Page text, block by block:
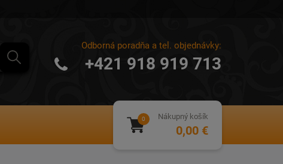
Odborná poradňa a tel. objednávky:
+421 918 919 713
Nákupný košík
0,00 €